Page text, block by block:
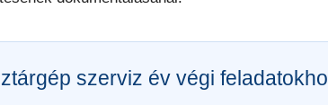
szerviz év végi